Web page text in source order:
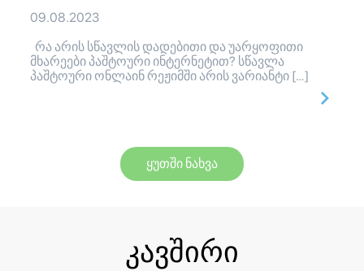
09.08.2023
რა არის სწავლის დადებითი და უარყოფითი
მხარეები პაშტოური ინტერნეტით? სწავლა
პაშტოური ონლაინ რეჟიმში არის ვარიანტი […]
ყუთში ნახვა
კავშირი